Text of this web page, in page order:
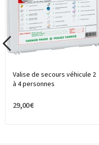
Valise de secours véhicule 2
à 4 personnes
29,00 €